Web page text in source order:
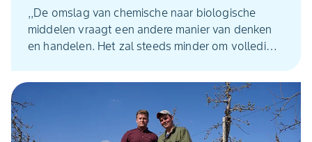
,,De omslag van chemische naar biologische
middelen vraagt een andere manier van denken
en handelen. Het zal steeds minder om volledige
onderdrukking van ziekten en populaties’’, zegt
John Kusters, directeur van P.G. Kusters land- en
tuinbouwbenodigdheden B.V. in Dreumel (Gld.).